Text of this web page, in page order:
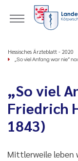
Hessisches Ärzteblatt - 2020
„So viel Anfang war nie“
„So viel
Friedrich
1843)
Mittlerweile leben